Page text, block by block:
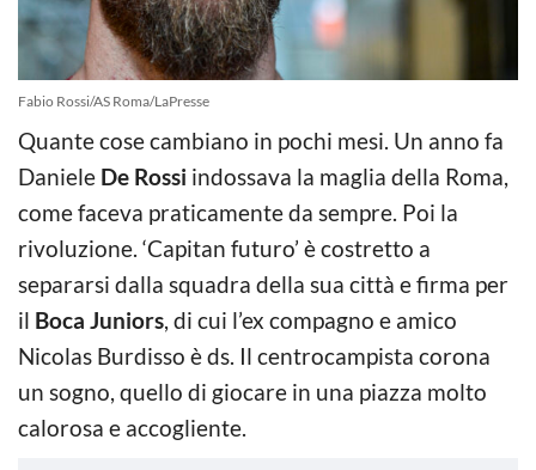
Fabio Rossi/AS Roma/LaPresse
Quante cose cambiano in pochi mesi. Un anno fa
Daniele De Rossi indossava la maglia della Roma,
come faceva praticamente da sempre. Poi la
rivoluzione. ‘Capitan futuro’ è costretto a
separarsi dalla squadra della sua città e firma per
il Boca Juniors, di cui l’ex compagno e amico
Nicolas Burdisso è ds. Il centrocampista corona
un sogno, quello di giocare in una piazza molto
calorosa e accogliente.